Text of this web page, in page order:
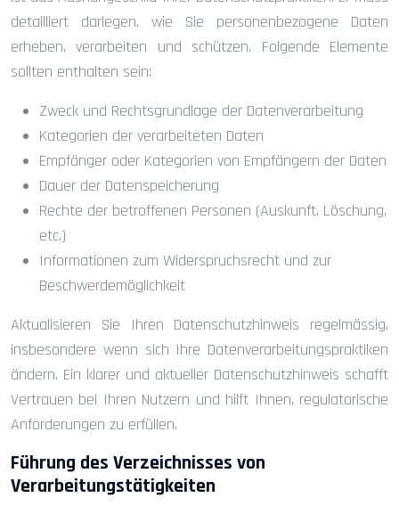
detailliert darlegen, wie Sie personenbezogene Daten
erheben, verarbeiten und schützen. Folgende Elemente
sollten enthalten sein:
Zweck und Rechtsgrundlage der Datenverarbeitung
Kategorien der verarbeiteten Daten
Empfänger oder Kategorien von Empfängern der Daten
Dauer der Datenspeicherung
Rechte der betroffenen Personen (Auskunft, Löschung,
etc.)
Informationen zum Widerspruchsrecht und zur
Beschwerdemöglichkeit
Aktualisieren Sie Ihren Datenschutzhinweis regelmässig,
insbesondere wenn sich Ihre Datenverarbeitungspraktiken
ändern. Ein klarer und aktueller Datenschutzhinweis schafft
Vertrauen bei Ihren Nutzern und hilft Ihnen, regulatorische
Anforderungen zu erfüllen.
Führung des Verzeichnisses von
Verarbeitungstätigkeiten